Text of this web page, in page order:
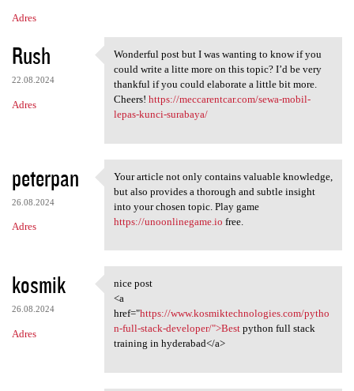
Adres
Rush
22.08.2024
Adres
Wonderful post but I was
Wonderful post but I was wanting to know if you
could write a litte more on this topic? I’d be very
thankful if you could elaborate a little bit more.
Cheers! https://meccarentcar.com/sewa-mobil-
lepas-kunci-surabaya/
peterpan
26.08.2024
Adres
Your article not only
Your article not only contains valuable knowledge,
but also provides a thorough and subtle insight
into your chosen topic. Play game
https://unoonlinegame.io free.
kosmik
26.08.2024
Adres
nice post
nice post
<a
href="https://www.kosmiktechnologies.com/pytho
n-full-stack-developer/">Bestpython full stack
training in hyderabad</a>